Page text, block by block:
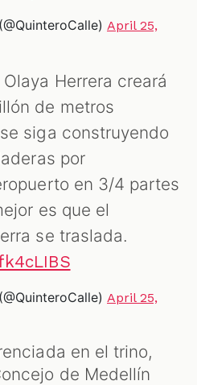
April 25,
Herrera creará
de metros
siga construyendo
por
en 3/4 partes
es que el
se traslada.
April 25,
en el trino,
de Medellín